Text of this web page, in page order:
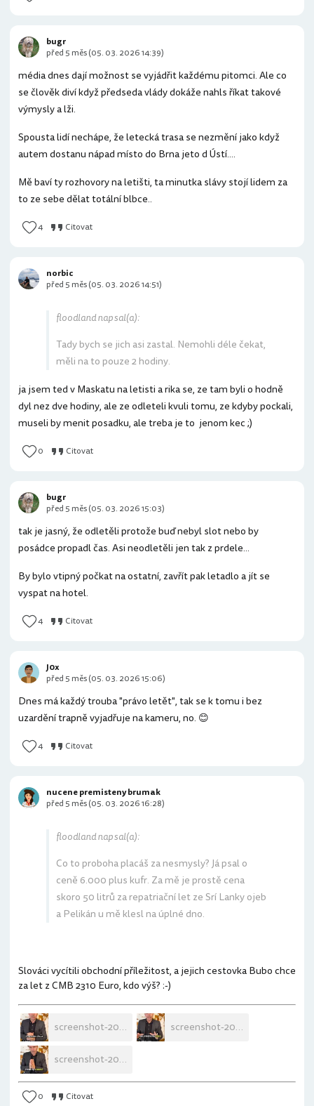
média dnes dají možnost se vyjádřit každému pitomci. Ale co
se člověk diví když předseda vlády dokáže nahls říkat takové
výmysly a lži.
Spousta lidí nechápe, že letecká trasa se nezmění jako když
autem dostanu nápad místo do Brna jeto d Ústí....
Mě baví ty rozhovory na letišti, ta minutka slávy stojí lidem za
to ze sebe dělat totální blbce..
4 Citovat
bugr
před 5 měs (05. 03. 2026 14:39)
floodland napsal(a):
Tady bych se jich asi zastal. Nemohli déle čekat,
měli na to pouze 2 hodiny.
ja jsem ted v Maskatu na letisti a rika se, ze tam byli o hodně
dyl nez dve hodiny, ale ze odleteli kvuli tomu, ze kdyby pockali,
museli by menit posadku, ale treba je to jenom kec ;)
0 Citovat
norbic
před 5 měs (05. 03. 2026 14:51)
tak je jasný, že odletěli protože buď nebyl slot nebo by
posádce propadl čas. Asi neodletěli jen tak z prdele...
By bylo vtipný počkat na ostatní, zavřít pak letadlo a jít se
vyspat na hotel.
4 Citovat
bugr
před 5 měs (05. 03. 2026 15:03)
Dnes má každý trouba "právo letět", tak se k tomu i bez
uzardění trapně vyjadřuje na kameru, no. 😊
4 Citovat
J0x
před 5 měs (05. 03. 2026 15:06)
floodland napsal(a):
Co to proboha placáš za nesmysly? Já psal o
ceně 6.000 plus kufr. Za mě je prostě cena
skoro 50 litrů za repatriační let ze Srí Lanky ojeb
a Pelikán u mě klesl na úplné dno.
Slováci vycítili obchodní příležitost, a jejich cestovka Bubo chce
za let z CMB 2310 Euro, kdo výš? :-)
screenshot-2026-03-05-at-16-30-54.jpg screenshot-2026-03-05-at-16-31-06.jpg
screenshot-2026-03-05-at-16-31-14.jpg
0 Citovat
nucene premisteny brumak
před 5 měs (05. 03. 2026 16:28)